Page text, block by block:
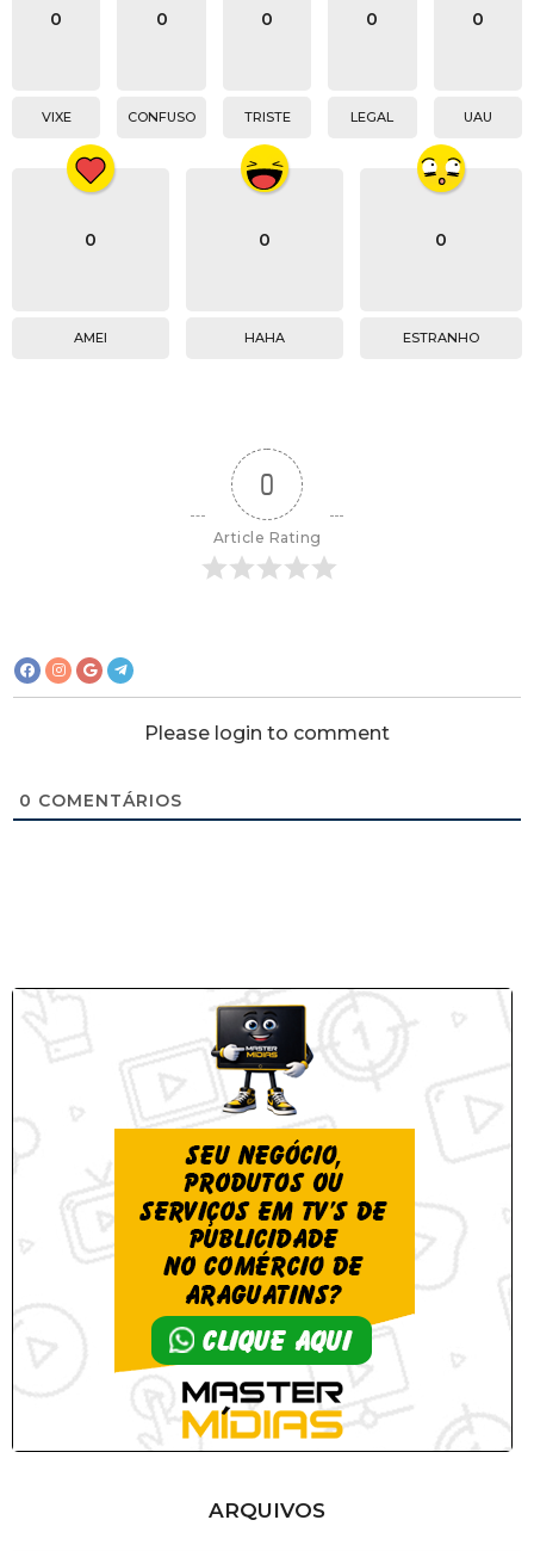
0
VIXE
0
CONFUSO
0
TRISTE
0
LEGAL
0
UAU
0
AMEI
0
HAHA
0
ESTRANHO
0
Article Rating
Please login to comment
0 COMENTÁRIOS
ARQUIVOS